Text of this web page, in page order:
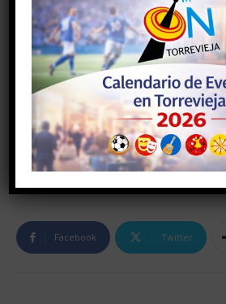
TAGS #alicante #comunidadvalenciana
#torreviejaon
#vegabaja
Facebook Twitter